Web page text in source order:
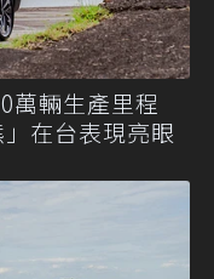
萬輛生產里程
在台表現亮眼